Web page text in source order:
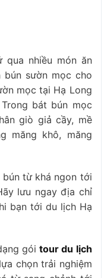
qua nhiều món ăn
sườn mọc cho
mọc tại Hạ Long
bát bún mọc
giò giả cầy, mề
măng khô, măng
bún từ khá ngon tới
lưu ngay địa chỉ
bạn tới du lịch Hạ
góitour du lịch
chọn trải nghiệm